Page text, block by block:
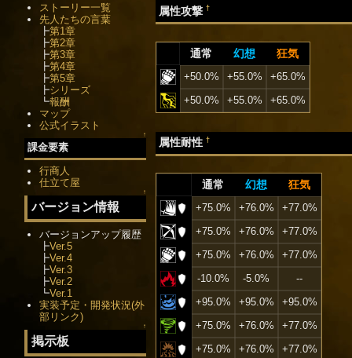
属性攻撃 †
通常 幻想 狂気
+50.0% +55.0%
+65.0%
+50.0%
+55.0% +65.0%
属性耐性 †
通常 幻想 狂気
+75.0% +76.0%
+77.0%
+75.0%
+76.0%
+77.0%
+75.0%
+76.0%
+77.0%
-10.0%
-5.0%
--
+95.0%
+95.0%
+95.0%
+75.0%
+76.0%
+77.0%
+75.0%
+76.0%
+77.0%
ストーリー一覧
先人たちの言葉
┣第1章
┣第2章
┣第3章
┣第4章
┣第5章
┣シリーズ
┗報酬
マップ
公式イラスト
↑
課金要素
行商人
仕立て屋
↑
バージョン情報
バージョンアップ履歴
┣Ver.5
┣Ver.4
┣Ver.3
┣Ver.2
┗Ver.1
実装予定・開発状況(外
部リンク)
↑
掲示板